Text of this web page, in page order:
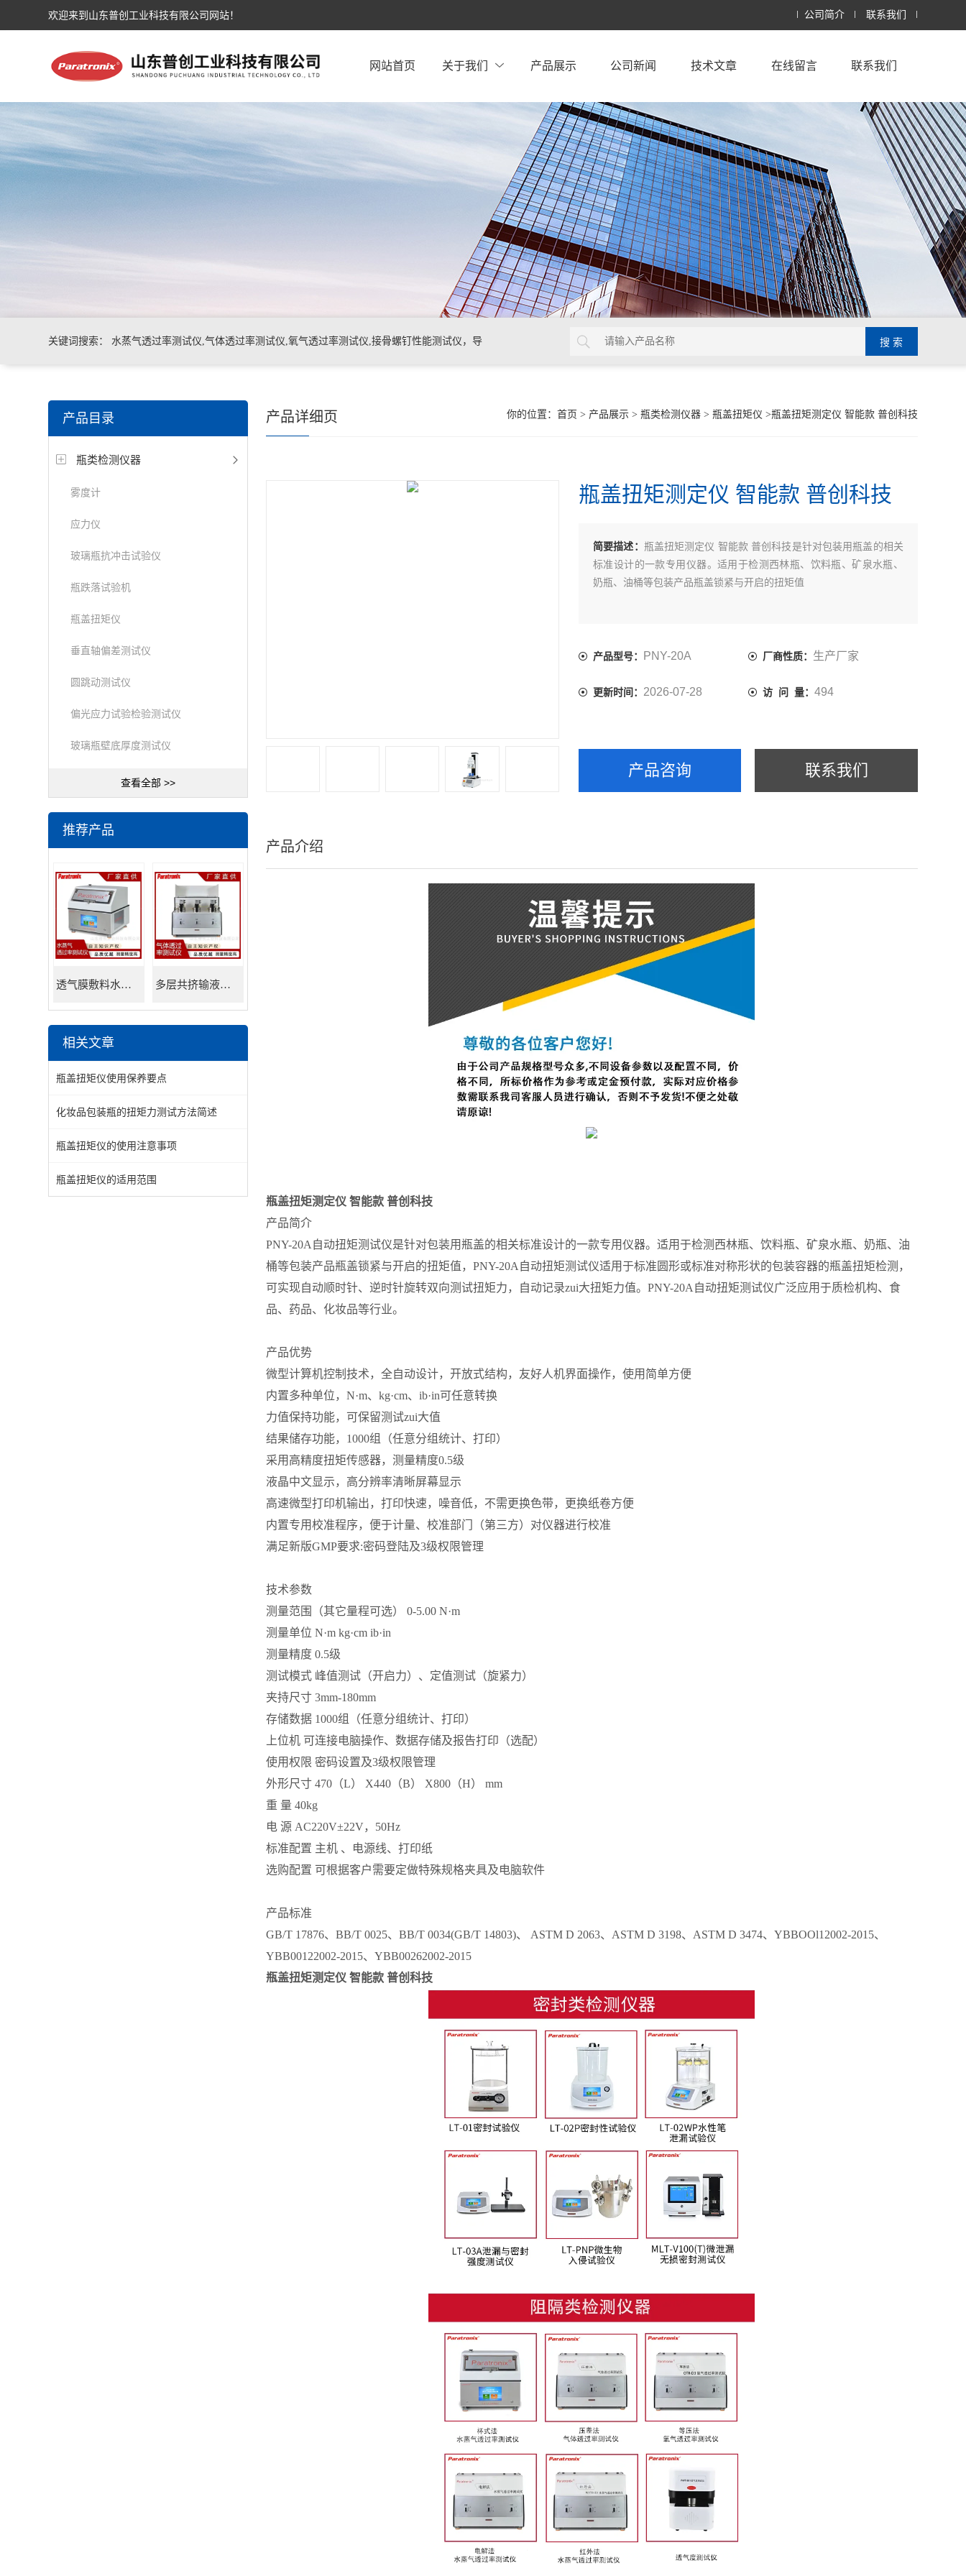
欢迎来到山东普创工业科技有限公司网站！ 公司简介 联系我们
网站首页 关于我们 产品展示 公司新闻 技术文章 在线留言 联系我们
关键词搜索： 水蒸气透过率测试仪,气体透过率测试仪,氧气透过率测试仪,接骨螺钉性能测试仪，导
机，泄漏与密封强度测试仪，透气度测试仪
产品目录
瓶类检测仪器
雾度计
应力仪
玻璃瓶抗冲击试验仪
瓶跌落试验机
瓶盖扭矩仪
垂直轴偏差测试仪
圆跳动测试仪
偏光应力试验检验测试仪
玻璃瓶壁底厚度测试仪
查看全部 >>
推荐产品
透气膜敷料水蒸透过率测试仪 多层共挤输液用膜氮气透过率测试仪
相关文章
瓶盖扭矩仪使用保养要点
化妆品包装瓶的扭矩力测试方法简述
瓶盖扭矩仪的使用注意事项
瓶盖扭矩仪的适用范围
你的位置： 首页 > 产品展示> 瓶类检测仪器> 瓶盖扭矩仪 >瓶盖扭矩测定仪 智能款 普创科技
产品详细页
瓶盖扭矩测定仪 智能款 普创科技
简要描述： 瓶盖扭矩测定仪 智能款 普创科技是针对包装用瓶盖的相关
标准设计的一款专用仪器。适用于检测西林瓶、饮料瓶、矿泉水瓶、
奶瓶、油桶等包装产品瓶盖锁紧与开启的扭矩值
产品型号： PNY-20A 厂商性质： 生产厂家
更新时间： 2026-07-28 访 问 量： 494
产品咨询 联系我们
产品介绍
瓶盖扭矩测定仪 智能款 普创科技
产品简介
PNY-20A自动扭矩测试仪是针对包装用瓶盖的相关标准设计的一款专用仪器。适用于检测西林瓶、饮料瓶、矿泉水瓶、奶瓶、油
桶等包装产品瓶盖锁紧与开启的扭矩值，PNY-20A自动扭矩测试仪适用于标准圆形或标准对称形状的包装容器的瓶盖扭矩检测，
可实现自动顺时针、逆时针旋转双向测试扭矩力，自动记录zui大扭矩力值。PNY-20A自动扭矩测试仪广泛应用于质检机构、食
品、药品、化妆品等行业。
产品优势
微型计算机控制技术，全自动设计，开放式结构，友好人机界面操作，使用简单方便
内置多种单位，N·m、kg·cm、ib·in可任意转换
力值保持功能，可保留测试zui大值
结果储存功能，1000组（任意分组统计、打印）
采用高精度扭矩传感器，测量精度0.5级
液晶中文显示，高分辨率清晰屏幕显示
高速微型打印机输出，打印快速，噪音低，不需更换色带，更换纸卷方便
内置专用校准程序，便于计量、校准部门（第三方）对仪器进行校准
满足新版GMP要求:密码登陆及3级权限管理
技术参数
测量范围（其它量程可选） 0-5.00 N·m
测量单位 N·m kg·cm ib·in
测量精度 0.5级
测试模式 峰值测试（开启力）、定值测试（旋紧力）
夹持尺寸 3mm-180mm
存储数据 1000组（任意分组统计、打印）
上位机 可连接电脑操作、数据存储及报告打印（选配）
使用权限 密码设置及3级权限管理
外形尺寸 470（L） X440（B） X800（H） mm
重 量 40kg
电 源 AC220V±22V，50Hz
标准配置 主机 、电源线、打印纸
选购配置 可根据客户需要定做特殊规格夹具及电脑软件
产品标准
GB/T 17876、BB/T 0025、BB/T 0034(GB/T 14803)、 ASTM D 2063、ASTM D 3198、ASTM D 3474、YBBOOl12002-2015、
YBB00122002-2015、YBB00262002-2015
瓶盖扭矩测定仪 智能款 普创科技